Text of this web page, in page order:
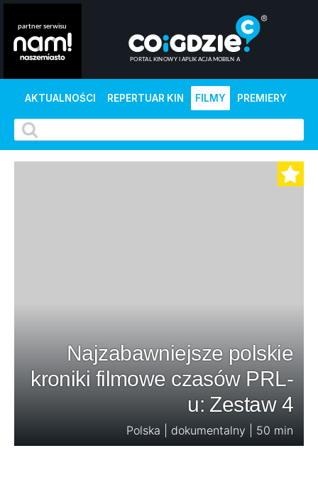
AKTUALNOŚCI REPERTUAR KIN FILMY PREMIERY
Najzabawniejsze polskie
kroniki filmowe czasów PRL-
u: Zestaw 4
Polska | dokumentalny | 50 min